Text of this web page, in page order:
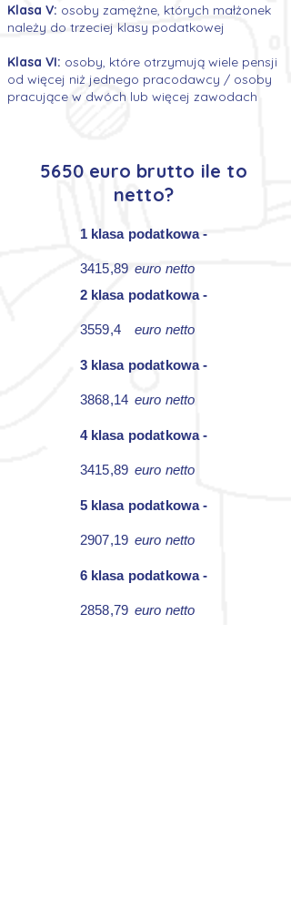
Klasa V: osoby zamężne, których małżonek
należy do trzeciej klasy podatkowej
Klasa VI: osoby, które otrzymują wiele pensji
od więcej niż jednego pracodawcy / osoby
pracujące w dwóch lub więcej zawodach
5650 euro brutto ile to
netto?
1 klasa podatkowa -
3415,89 euro netto
2 klasa podatkowa -
3559,4 euro netto
3 klasa podatkowa -
3868,14 euro netto
4 klasa podatkowa -
3415,89 euro netto
5 klasa podatkowa -
2907,19 euro netto
6 klasa podatkowa -
2858,79 euro netto